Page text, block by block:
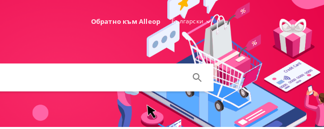
Обратно към Alleop Български